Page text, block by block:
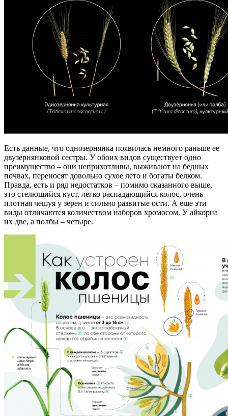
Есть данные, что однозернянка появилась немного раньше ее
двузернянковой сестры. У обоих видов существует одно
преимущество – они неприхотливы, выживают на бедных
почвах, переносят довольно сухое лето и богаты белком.
Правда, есть и ряд недостатков – помимо сказанного выше,
это стелющийся куст, легко распадающийся колос, очень
плотная чешуя у зерен и сильно развитые ости. А еще эти
виды отличаются количеством наборов хромосом. У айкорна
их две, а полбы – четыре.